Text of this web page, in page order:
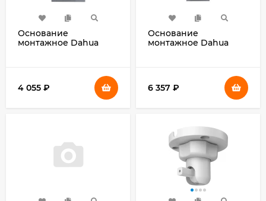
Основание
монтажное Dahua
4 055 ₽
Основание
монтажное Dahua
6 357 ₽